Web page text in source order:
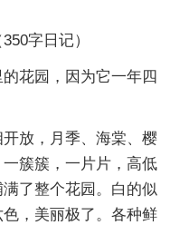
350字日记）
花园，因为它一年四
放，月季、海棠、樱
簇簇，一片片，高低
了整个花园。白的似
，美丽极了。各种鲜